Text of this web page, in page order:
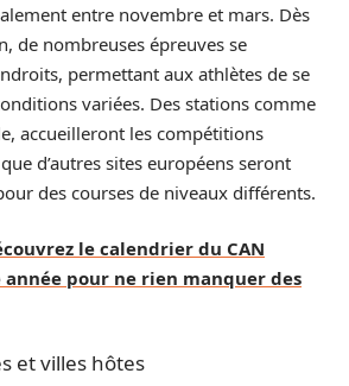
entre novembre et mars. Dès
de nombreuses épreuves se
permettant aux athlètes de se
variées. Des stations comme
accueilleront les compétitions
d’autres sites européens seront
des courses de niveaux différents.
le calendrier du CAN
pour ne rien manquer des
et villes hôtes